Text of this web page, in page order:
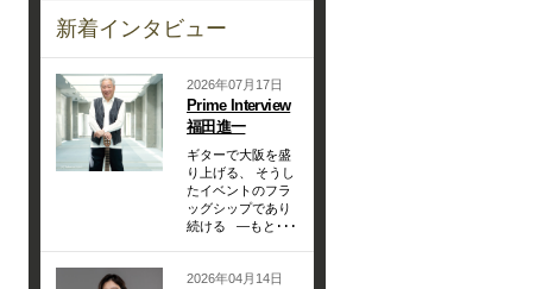
新着インタビュー
2026年07月17日
Prime Interview
福田進一
ギターで大阪を盛
り上げる、 そうし
たイベントのフラ
ッグシップであり
続ける —もと･･･
2026年04月14日